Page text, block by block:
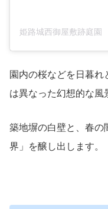
園内の桜などを日暮れ
は異なった幻想的な風
築地塀の白壁と、春の
界」を醸し出します。